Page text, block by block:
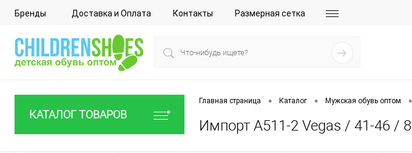
Бренды Доставка и Оплата Контакты Размерная сетка
КАТАЛОГ ТОВАРОВ
Главная страница • Каталог • Мужская обувь оптом •
Импорт A511-2 Vegas / 41-46 /